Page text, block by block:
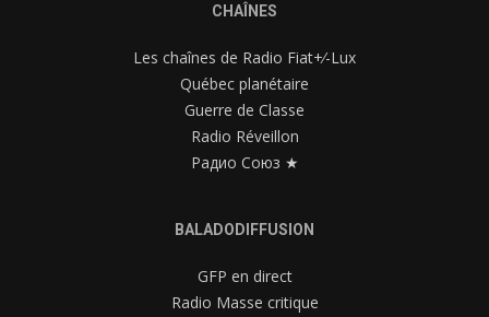
CHAÎNES
Les chaînes de Radio Fiat+⁄-Lux
Québec planétaire
Guerre de Classe
Radio Réveillon
Радио Союз ★
BALADODIFFUSION
GFP en direct
Radio Masse critique